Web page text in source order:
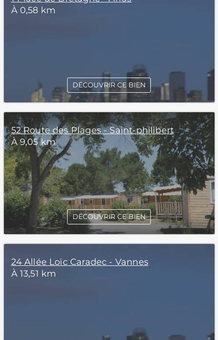
À 0,58 km
DÉCOUVRIR CE BIEN
52 Route des Plages - Saint-philibert
À 9,05 km
DÉCOUVRIR CE BIEN
24 Allée Loïc Caradec - Vannes
À 13,51 km